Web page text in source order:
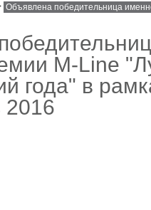
Объявлена победительница
M-Line
года" в
2016